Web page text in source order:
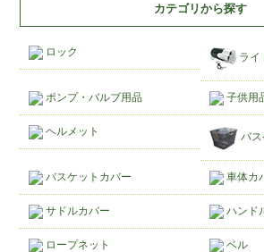
カテゴリから探す
ロック ライ
ポンプ・バルブ用品 子供用
ヘルメット バス
バスケットカバー 車体カ
サドルカバー ハンド
ロープネット ベル